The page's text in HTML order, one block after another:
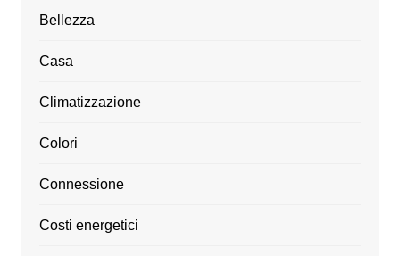
Bellezza
Casa
Climatizzazione
Colori
Connessione
Costi energetici